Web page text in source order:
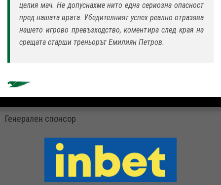
целия мач. Не допуснахме нито една сериозна опасност
пред нашата врата. Убедителният успех реално отразява
нашето игрово превъзходство, коментира след края на
срещата старши треньорът Емилиян Петров.
Генерален спонсор